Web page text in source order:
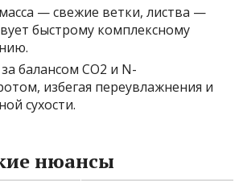
— свежие ветки, листва —
быстрому комплексному
балансом СО2 и N-
избегая переувлажнения и
сухости.
нюансы